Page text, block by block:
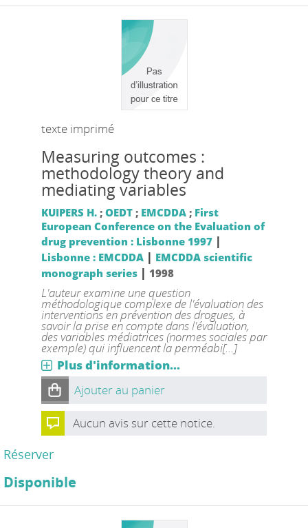
texte imprimé
Measuring outcomes :
methodology theory and
mediating variables
KUIPERS H.; OEDT; EMCDDA; First
European Conference on the Evaluation of
drug prevention : Lisbonne 1997 |
Lisbonne : EMCDDA| EMCDDA scientific
monograph series| 1998
L'auteur examine une question
méthodologique complexe de l'évaluation des
interventions en prévention des drogues, à
savoir la prise en compte dans l'évaluation,
des variables médiatrices (normes sociales par
exemple) qui influencent la perméabi[...]
Plus d'information...
Ajouter au panier
Aucun avis sur cette notice.
Réserver
Disponible